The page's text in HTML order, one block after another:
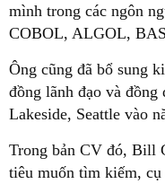
mình trong các ngôn
COBOL, ALGOL,
Ông cũng đã bổ sung
đồng lãnh đạo và
Lakeside, Seattle vào
Trong bản CV đó, Bill
tiêu muốn tìm kiếm,